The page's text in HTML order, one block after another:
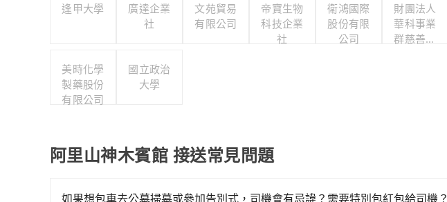
逢甲大學
廣達企業
社
文苑貿易
有限公司
帝寶生物
科技企業
社
衛鴻國際
股份有限
公司
財團法人
華科事業
群慈善基
美時化學
製藥股份
有限公司
國立政治
大學
阿里山神木賓館 接送常見問題
如果想包車去公墓掃墓或參加告別式，司機會有忌諱？需要特別包紅包給司機？